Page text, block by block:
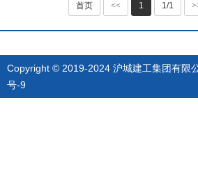
首页 << 1 1/1
Copyright © 2019-2024 沪城建工集团有限
号-9